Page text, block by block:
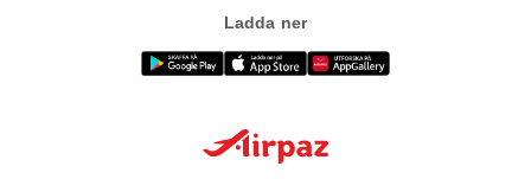
Ladda ner